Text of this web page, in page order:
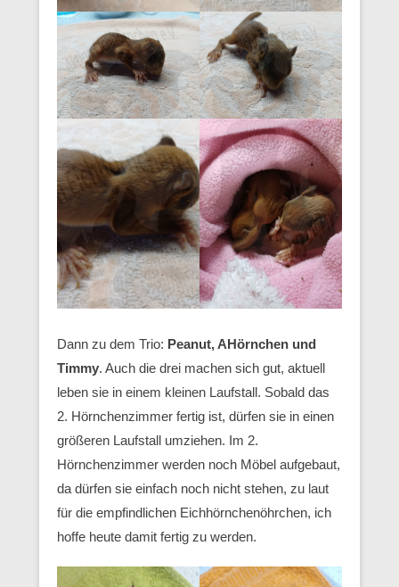
Dann zu dem Trio: Peanut, AHörnchen und
Timmy. Auch die drei machen sich gut, aktuell
leben sie in einem kleinen Laufstall. Sobald das
2. Hörnchenzimmer fertig ist, dürfen sie in einen
größeren Laufstall umziehen. Im 2.
Hörnchenzimmer werden noch Möbel aufgebaut,
da dürfen sie einfach noch nicht stehen, zu laut
für die empfindlichen Eichhörnchenöhrchen, ich
hoffe heute damit fertig zu werden.